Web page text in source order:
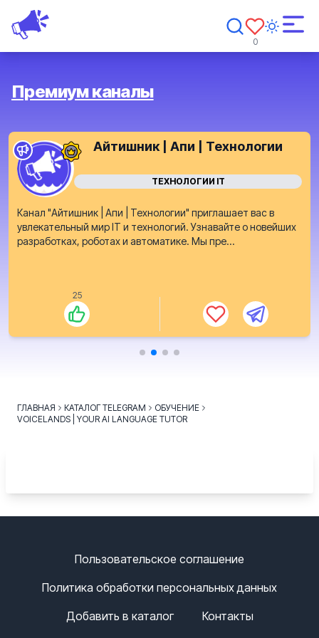
0
Премиум каналы
Айтишник | Апи | Технологии
ТЕХНОЛОГИИ IT
Канал "Айтишник | Апи | Технологии" приглашает вас в
увлекательный мир IT и технологий. Узнавайте о новейших
разработках, роботах и автоматике. Мы пре...
25
ГЛАВНАЯ КАТАЛОГ TELEGRAM
ОБУЧЕНИЕ
VOICELANDS | YOUR AI LANGUAGE TUTOR
Пользовательское соглашение
Политика обработки персональных данных
Добавить в каталог
Контакты